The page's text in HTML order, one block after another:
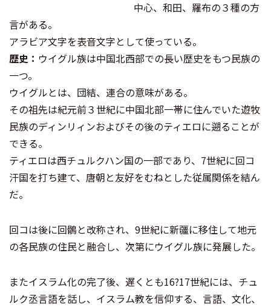
中心、和田、羅布の３種の方
言がある。
アラビア文字を表音文字として使っている。
歴史： ウイグル族は中国北西部での長い歴史をもつ民族の
一つ。
ウイグルとは、団結、連合の意味がある。
その祖先は紀元前３世紀に中国北部一帯に住んでいた遊牧
民族のディンリィンおよびその後のティエロに遡ることが
できる。
ティエロは西チュルクハン国の一部であり、7世紀に回コ
汗国を打ち建て、唐朝と友好をむねとした従属関係を結ん
だ。
回コは後に回鶻と改称され、9世紀に新疆に移住して地元
の各民族の住民と融合し、次第にウイグル族に発展した。
またイスラム化の完了後、遅くとも16?17世紀には、チュ
ルク丞言語を話し、イスラム教を信仰する、言語、文化、